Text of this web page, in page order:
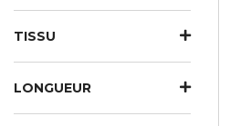
TISSU
LONGUEUR